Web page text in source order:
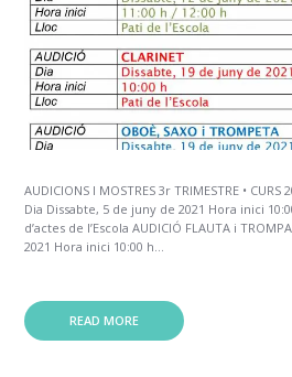
AUDICIONS I MOSTRES 3r TRIMESTRE • CURS
Dia Dissabte, 5 de juny de 2021 Hora inici
d’actes de l’Escola AUDICIÓ FLAUTA i
2021 Hora inici 10:00 h...
READ MORE